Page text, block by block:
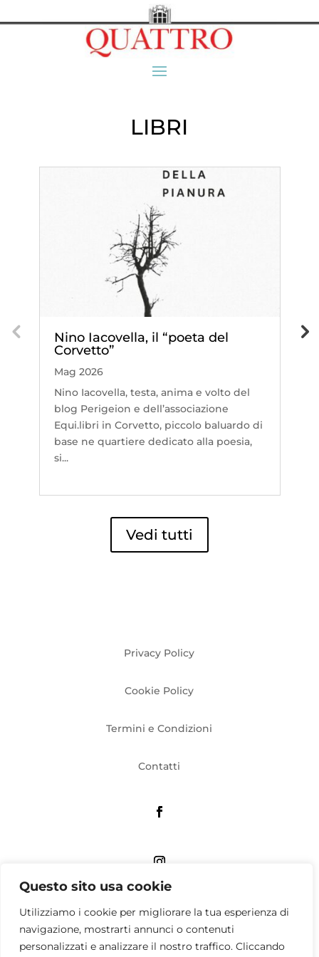
Questo sito usa cookie
Utilizziamo i cookie per migliorare la tua esperienza di
navigazione, mostrarti annunci o contenuti
personalizzati e analizzare il nostro traffico. Cliccando
LIBRI
Nino Iacovella, il “poeta del
Corvetto”
Mag 2026
Nino Iacovella, testa, anima e volto del
blog Perigeion e dell’associazione
Equi.libri in Corvetto, piccolo baluardo di
base ne quartiere dedicato alla poesia,
si...
Vedi tutti
Privacy Policy
Cookie Policy
Termini e Condizioni
Contatti
Associazione culturale QUATTRO APS
Viale Umbria, 58 Milano – Sede operativa: via Tito
Livio, 33 Milano